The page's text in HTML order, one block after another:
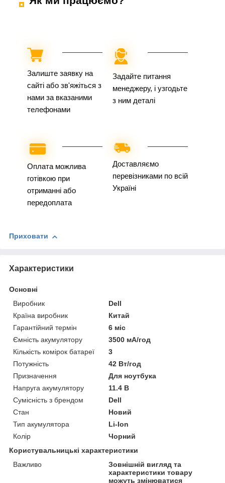
Залиште заявку на
сайті або зв'яжіться з
нами за вказаними
телефонами
Задайте питання
менеджеру, і узгодьте
з ним деталі
Оплата можлива
готівкою при
отриманні або
передоплата
Доставляємо
перевізниками по всій
Україні
Приховати
Характеристики
Основні
Виробник
Dell
Країна виробник
Китай
Гарантійний термін
6 міс
Ємність акумулятору
3500 мА/год
Кількість комірок батареї
3
Потужність
42 Вт/год
Призначення
Для ноутбука
Напруга акумулятору
11.4 В
Сумісність з брендом
Dell
Стан
Новий
Тип акумулятора
Li-Ion
Колір
Чорний
Користувальницькі характеристики
Важливо
Зовнішній вигляд та
характеристики товару
можуть змінюватися